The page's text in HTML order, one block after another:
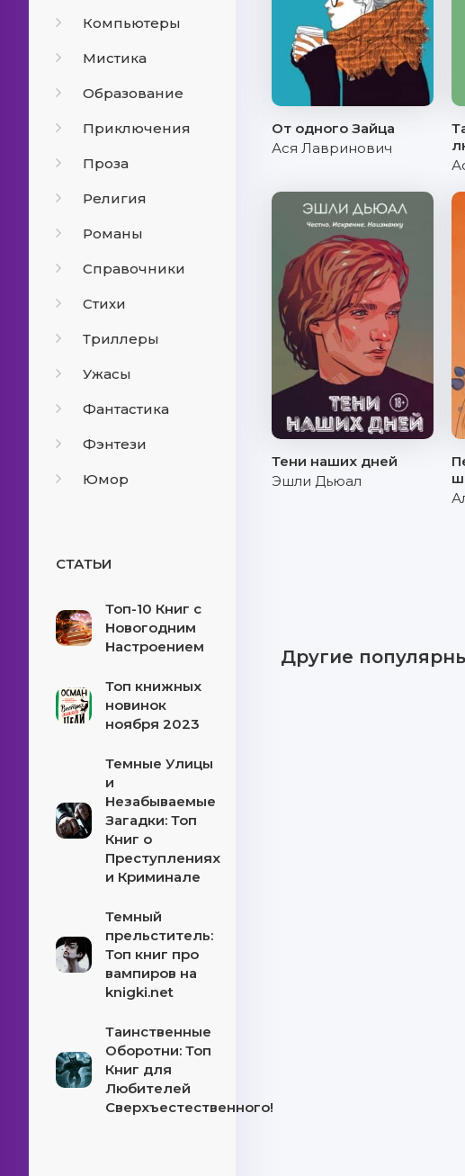
Компьютеры
Мистика
Образование
Приключения
Проза
Религия
Романы
Справочники
Стихи
Триллеры
Ужасы
Фантастика
Фэнтези
Юмор
СТАТЬИ
Топ-10 Книг с
Новогодним
Настроением
Топ книжных
новинок
ноября 2023
Темные Улицы
и
Незабываемые
Загадки: Топ
Книг о
Преступлениях
и Криминале
Темный
прельститель:
Топ книг про
вампиров на
knigki.net
Таинственные
Оборотни: Топ
Книг для
Любителей
Сверхъестественного!
От одного Зайца
Ася Лавринович
Тени наших дней
Эшли Дьюал
Другие